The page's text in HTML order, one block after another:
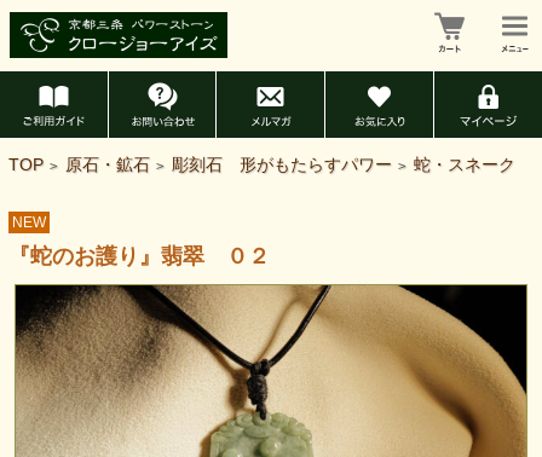
TOP > 原石・鉱石 > 彫刻石 形がもたらすパワー > 蛇・スネーク
NEW
『蛇のお護り』翡翠 ０２